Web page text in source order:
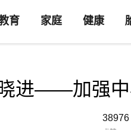
育 家庭 健康
进——加强
38976